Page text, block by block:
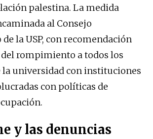
palestina. La medida
al Consejo
la USP, con recomendación
rompimiento a todos los
la universidad con instituciones
con políticas de
y las denuncias